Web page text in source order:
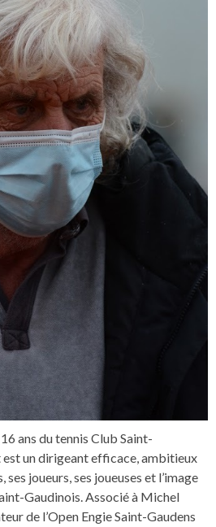
ans du tennis Club Saint-
un dirigeant efficace, ambitieux
ses joueurs, ses joueuses et l’image
Gaudinois. Associé à Michel
de l’Open Engie Saint-Gaudens